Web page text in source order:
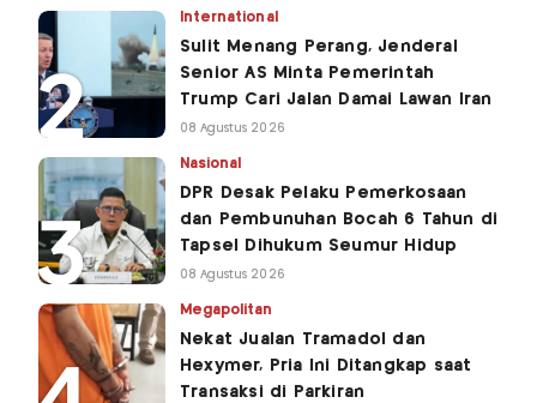
International
Sulit Menang Perang, Jenderal
Senior AS Minta Pemerintah
Trump Cari Jalan Damai Lawan Iran
08 Agustus 2026
Nasional
DPR Desak Pelaku Pemerkosaan
dan Pembunuhan Bocah 6 Tahun di
Tapsel Dihukum Seumur Hidup
08 Agustus 2026
Megapolitan
Nekat Jualan Tramadol dan
Hexymer, Pria Ini Ditangkap saat
Transaksi di Parkiran